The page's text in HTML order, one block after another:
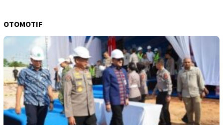
OTOMOTIF